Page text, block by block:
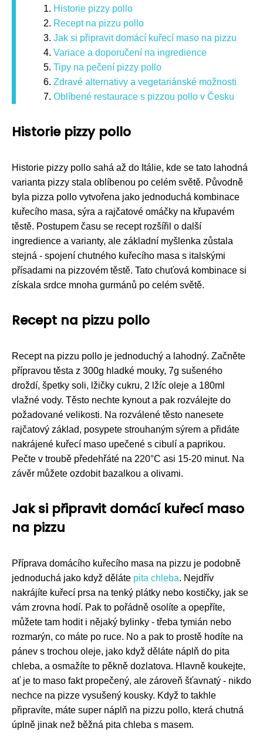
Historie pizzy pollo
Recept na pizzu pollo
Jak si připravit domácí kuřecí maso na pizzu
Variace a doporučení na ingredience
Tipy na pečení pizzy pollo
Zdravé alternativy a vegetariánské možnosti
Oblíbené restaurace s pizzou pollo v Česku
Historie pizzy pollo
Historie pizzy pollo sahá až do Itálie, kde se tato lahodná
varianta pizzy stala oblíbenou po celém světě. Původně
byla pizza pollo vytvořena jako jednoduchá kombinace
kuřecího masa, sýra a rajčatové omáčky na křupavém
těstě. Postupem času se recept rozšířil o další
ingredience a varianty, ale základní myšlenka zůstala
stejná - spojení chutného kuřecího masa s italskými
přísadami na pizzovém těstě. Tato chuťová kombinace si
získala srdce mnoha gurmánů po celém světě.
Recept na pizzu pollo
Recept na pizzu pollo je jednoduchý a lahodný. Začněte
přípravou těsta z 300g hladké mouky, 7g sušeného
droždí, špetky soli, lžičky cukru, 2 lžíc oleje a 180ml
vlažné vody. Těsto nechte kynout a pak rozválejte do
požadované velikosti. Na rozválené těsto nanesete
rajčatový základ, posypete strouhaným sýrem a přidáte
nakrájené kuřecí maso upečené s cibulí a paprikou.
Pečte v troubě předehřáté na 220°C asi 15-20 minut. Na
závěr můžete ozdobit bazalkou a olivami.
Jak si připravit domácí kuřecí maso
na pizzu
Příprava domácího kuřecího masa na pizzu je podobně
jednoduchá jako když děláte pita chleba. Nejdřív
nakrájíte kuřecí prsa na tenký plátky nebo kostičky, jak se
vám zrovna hodí. Pak to pořádně osolíte a opepříte,
můžete tam hodit i nějaký bylinky - třeba tymián nebo
rozmarýn, co máte po ruce. No a pak to prostě hodíte na
pánev s trochou oleje, jako když děláte náplň do pita
chleba, a osmažíte to pěkně dozlatova. Hlavně koukejte,
ať je to maso fakt propečený, ale zároveň šťavnatý - nikdo
nechce na pizze vysušený kousky. Když to takhle
připravíte, máte super náplň na pizzu pollo, která chutná
úplně jinak než běžná pita chleba s masem.